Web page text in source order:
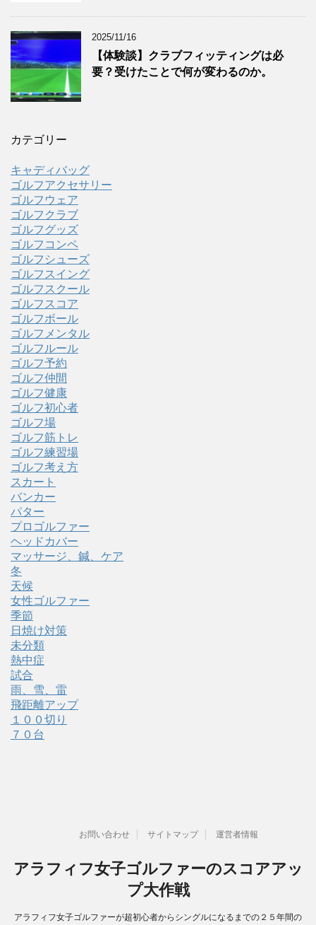
2025/11/16
【体験談】クラブフィッティングは必
要？受けたことで何が変わるのか。
カテゴリー
キャディバッグ
ゴルフアクセサリー
ゴルフウェア
ゴルフクラブ
ゴルフグッズ
ゴルフコンペ
ゴルフシューズ
ゴルフスイング
ゴルフスクール
ゴルフスコア
ゴルフボール
ゴルフメンタル
ゴルフルール
ゴルフ予約
ゴルフ仲間
ゴルフ健康
ゴルフ初心者
ゴルフ場
ゴルフ筋トレ
ゴルフ練習場
ゴルフ考え方
スカート
バンカー
パター
プロゴルファー
ヘッドカバー
マッサージ、鍼、ケア
冬
天候
女性ゴルファー
季節
日焼け対策
未分類
熱中症
試合
雨、雪、雷
飛距離アップ
１００切り
７０台
お問い合わせ サイトマップ 運営者情報
アラフィフ女子ゴルファーのスコアアッ
プ大作戦
アラフィフ女子ゴルファーが超初心者からシングルになるまでの２５年間の